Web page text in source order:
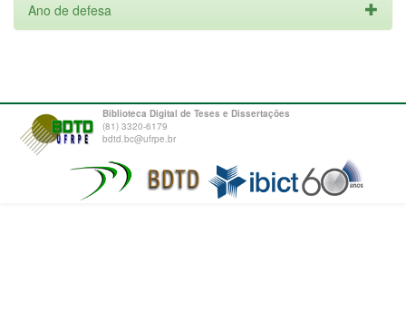
Ano de defesa
Biblioteca Digital de Teses e Dissertações
(81) 3320-6179
bdtd.bc@ufrpe.br